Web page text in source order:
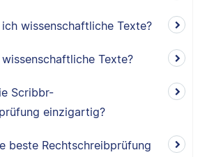
wissenschaftliche Texte?
Texte?
Scribbr-
einzigartig?
beste Rechtschreibprüfung